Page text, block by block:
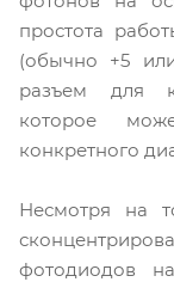
простота
(обычно +5
разъем для
которое
конкретного
Несмотря на
фотодиодов